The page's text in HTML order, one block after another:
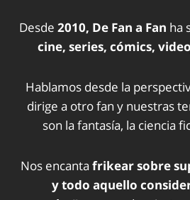
Desde 2010, De Fan a Fan ha
cine, series, cómics,
Hablamos desde la
dirige a otro fan y nuestras
son la fantasía, la ciencia
Nos encanta frikear sobre
y todo aquello